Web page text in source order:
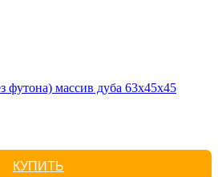
футона) массив дуба 63х45х45
КУПИТЬ